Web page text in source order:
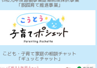
「脱孤育て推進事業」
こども・子育て家庭の相談チャット
「ギュッとチャット」